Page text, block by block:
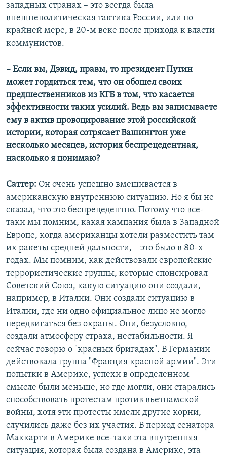
западных странах – это всегда была
внешнеполитическая тактика России, или по
крайней мере, в 20-м веке после прихода к власти
коммунистов.
– Если вы, Дэвид, правы, то президент Путин
может гордиться тем, что он обошел своих
предшественников из КГБ в том, что касается
эффективности таких усилий. Ведь вы записываете
ему в актив провоцирование этой российской
истории, которая сотрясает Вашингтон уже
несколько месяцев, история беспрецедентная,
насколько я понимаю?
Саттер: Он очень успешно вмешивается в
американскую внутреннюю ситуацию. Но я бы не
сказал, что это беспрецедентно. Потому что все-
таки мы помним, какая кампания была в Западной
Европе, когда американцы хотели разместить там
их ракеты средней дальности, – это было в 80-х
годах. Мы помним, как действовали европейские
террористические группы, которые спонсировал
Советский Союз, какую ситуацию они создали,
например, в Италии. Они создали ситуацию в
Италии, где ни одно официальное лицо не могло
передвигаться без охраны. Они, безусловно,
создали атмосферу страха, нестабильности. Я
сейчас говорю о "красных бригадах". В Германии
действовала группа "Фракция красной армии". Эти
попытки в Америке, успехи в определенном
смысле были меньше, но где могли, они старались
способствовать протестам против вьетнамской
войны, хотя эти протесты имели другие корни,
случились даже без их участия. В период сенатора
Маккарти в Америке все-таки эта внутренняя
ситуация, которая была создана в Америке, эта